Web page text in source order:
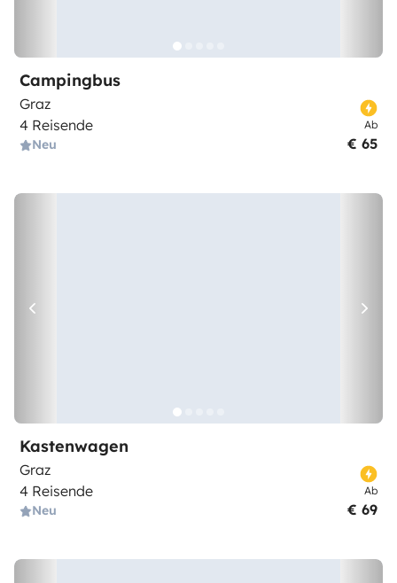
Campingbus
Graz
4 Reisende
Neu
Ab
€ 65
Kastenwagen
Graz
4 Reisende
Neu
Ab
€ 69